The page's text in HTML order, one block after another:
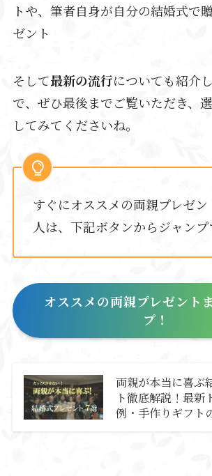
トや、筆者自身が自分の結婚式で
ゼント
そして最新の流行についても紹介
で、ぜひ最後までご覧いただき、
してみてくださいね。
すぐにオススメの両親プレゼ
人は、下記ボタンからジャンプ
オススメの両親プレゼント
プ！
両親が本当に喜ぶ
ト徹底解説！最新
例・手作りギフト